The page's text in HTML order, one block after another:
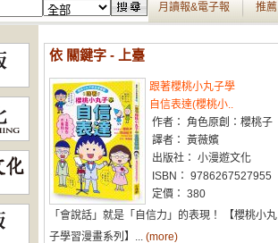
月讀報&電子報 推
依 關鍵字 - 上臺
跟著櫻桃小丸子學
自信表達(櫻桃小..
作者： 角色原創：櫻桃子
譯者： 黃薇嬪
出版社： 小漫遊文化
ISBN： 9786267527955
定價： 380
「會說話」就是「自信力」的表現！ 【櫻桃小丸
子學習漫畫系列】... (more)